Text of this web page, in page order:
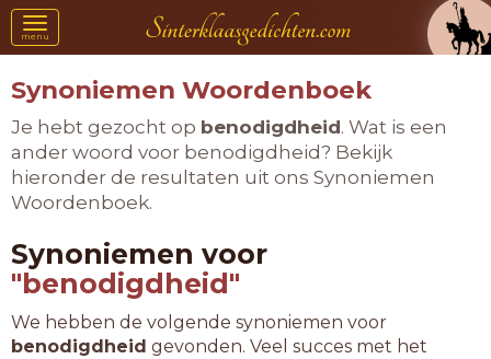
Toggle
navigation
menu
Synoniemen Woordenboek
Je hebt gezocht op benodigdheid. Wat is een
ander woord voor benodigdheid? Bekijk
hieronder de resultaten uit ons Synoniemen
Woordenboek.
Synoniemen voor
"benodigdheid"
We hebben de volgende synoniemen voor
benodigdheid gevonden. Veel succes met het